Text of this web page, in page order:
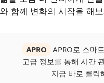
함께 변화의 시작을 해
APRO
APRO로 스마
고급 정보를 통해 시간
지금 바로 클릭